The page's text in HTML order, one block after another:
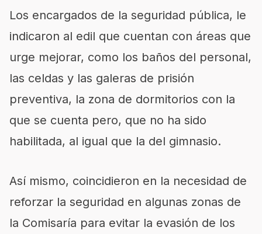
Los encargados de la seguridad pública, le
indicaron al edil que cuentan con áreas que
urge mejorar, como los baños del personal,
las celdas y las galeras de prisión
preventiva, la zona de dormitorios con la
que se cuenta pero, que no ha sido
habilitada, al igual que la del gimnasio.
Así mismo, coincidieron en la necesidad de
reforzar la seguridad en algunas zonas de
la Comisaría para evitar la evasión de los